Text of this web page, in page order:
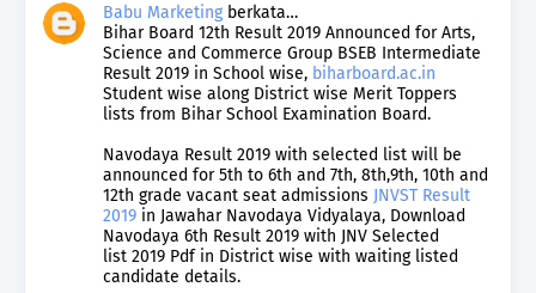
Babu Marketing berkata…
Bihar Board 12th Result 2019 Announced for Arts,
Science and Commerce Group BSEB Intermediate
Result 2019 in School wise, biharboard.ac.in
Student wise along District wise Merit Toppers
lists from Bihar School Examination Board.
Navodaya Result 2019 with selected list will be
announced for 5th to 6th and 7th, 8th,9th, 10th and
12th grade vacant seat admissions JNVST Result
2019 in Jawahar Navodaya Vidyalaya, Download
Navodaya 6th Result 2019 with JNV Selected
list 2019 Pdf in District wise with waiting listed
candidate details.